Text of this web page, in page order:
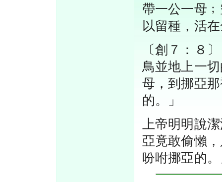
帶一公一母
以留種，活
〔創７：８
鳥並地上一
母，到挪亞
的。」
上帝明明說
亞竟敢偷懶
吩咐挪亞的